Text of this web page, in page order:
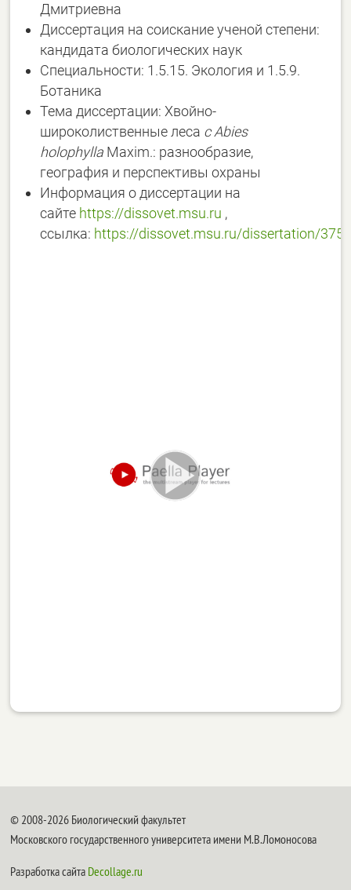
Дмитриевна
Диссертация на соискание ученой степени:
кандидата биологических наук
Специальности: 1.5.15. Экология и 1.5.9.
Ботаника
Тема диссертации: Хвойно-
широколиственные леса с Abies
holophylla Maxim.: разнообразие,
география и перспективы охраны
Информация о диссертации на
сайте https://dissovet.msu.ru ,
ссылка: https://dissovet.msu.ru/dissertation/
© 2008-2026 Биологический факультет
Московского государственного университета имени М.В.Ломоносова
Разработка сайта Decollage.ru